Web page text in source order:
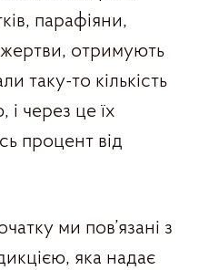
парафіяни,
отримують
таку-то кількість
через це їх
процент від
ми пов’язані з
яка надає